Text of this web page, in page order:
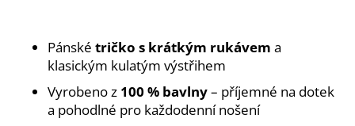
Pánské tričko s krátkým rukávem a
klasickým kulatým výstřihem
Vyrobeno z 100 % bavlny– příjemné na dotek
a pohodlné pro každodenní nošení